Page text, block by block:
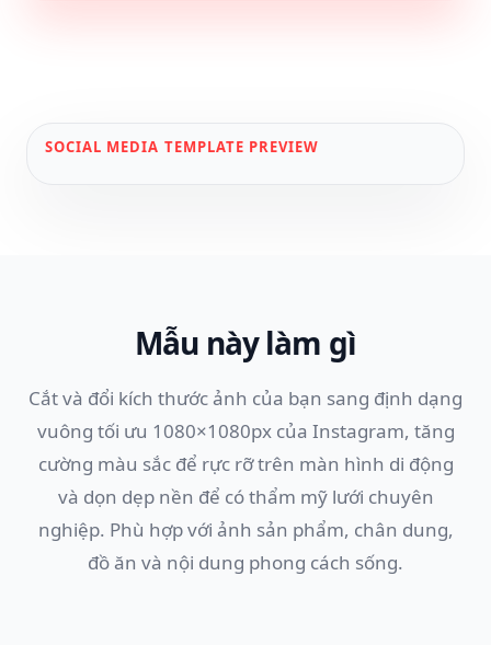
SOCIAL MEDIA TEMPLATE PREVIEW
Mẫu này làm gì
Cắt và đổi kích thước ảnh của bạn sang định dạng
vuông tối ưu 1080×1080px của Instagram, tăng
cường màu sắc để rực rỡ trên màn hình di động
và dọn dẹp nền để có thẩm mỹ lưới chuyên
nghiệp. Phù hợp với ảnh sản phẩm, chân dung,
đồ ăn và nội dung phong cách sống.